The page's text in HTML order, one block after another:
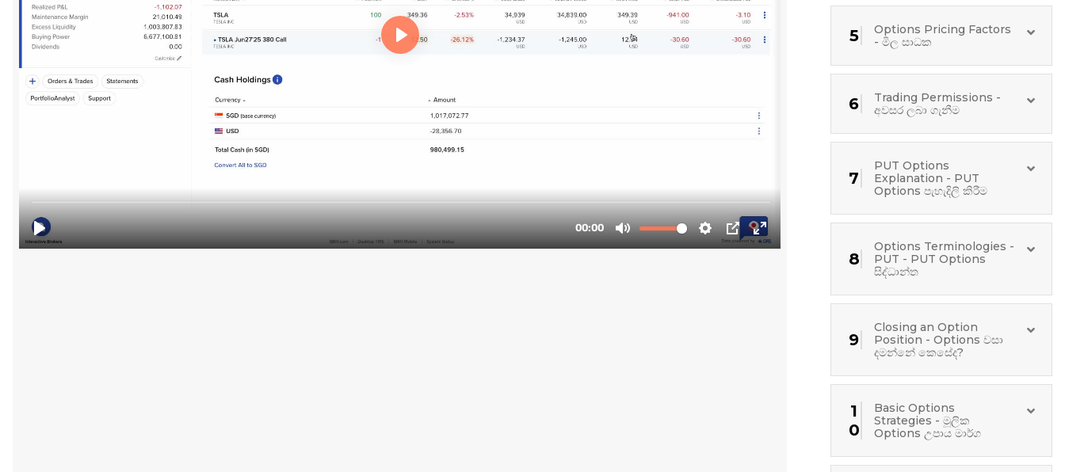
5
Options Pricing Factors
- මිල සාධක
6
Trading Permissions -
අවසර ලබා ගැනීම
7
PUT Options
Explanation - PUT
Options පැහැදිලි කිරීම
8
Options Terminologies -
PUT - PUT Options
සිද්ධාන්ත
9
Closing an Option
Position - Options වසා
දමන්නේ කෙසේද?
1
0
Basic Options
Strategies - මූලික
Options උපාය මාර්ග